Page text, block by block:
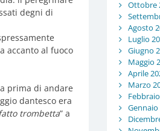
degni di
accanto al fuoco
prima di andare
dantesco era
trombetta” a
Ottobre
Agosto
Luglio
Giugno
Maggio
Aprile
Marzo
Gennaio